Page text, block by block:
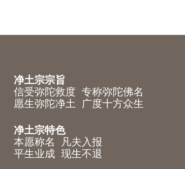
净土宗宗旨
信受弥陀救度 专称弥陀佛名
愿生弥陀净土 广度十方众生
净土宗特色
本愿称名 凡夫入报
平生业成 现生不退